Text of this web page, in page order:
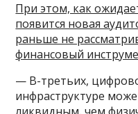
При этом, как
появится новая
раньше не
финансовый
— В-третьих,
инфраструктуре